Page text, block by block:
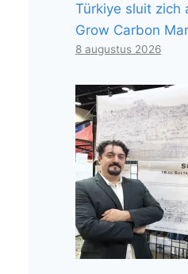
Türkiye sluit zich
Grow Carbon
8 augustus 2026